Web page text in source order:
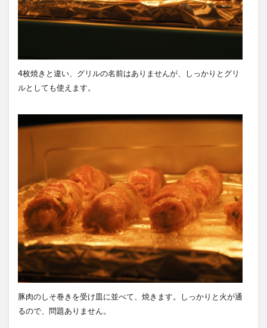
4枚焼きと違い、グリルの名前はありませんが、しっかりとグリ
ルとしても使えます。
豚肉のしそ巻きを受け皿に並べて、焼きます。しっかりと火が通
るので、問題ありません。